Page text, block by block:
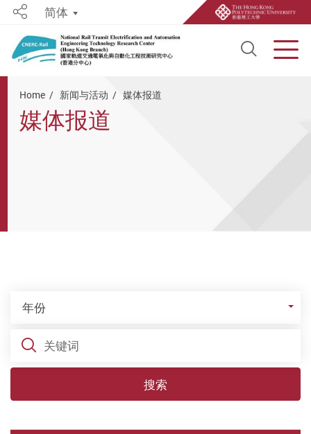
Open
Share简体
Home 新闻与活动 媒体报道
媒体报道
年份
关键词
搜索